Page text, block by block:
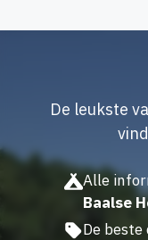
De leukste
Alle
Baalse
De